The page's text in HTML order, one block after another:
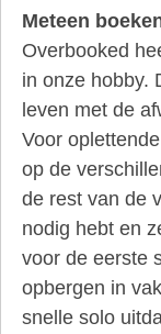
Meteen
Overbooked
in onze hobby.
leven met de
Voor
op de
de rest van de
nodig hebt en
voor de eerste
opbergen in
snelle solo